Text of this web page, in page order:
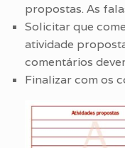
propostas. As
Solicitar que
atividade
comentários
Finalizar com os